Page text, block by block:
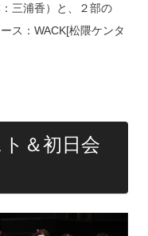
三浦香）と、２部の
ス：WACK[松隈ケンタ
＆初日会